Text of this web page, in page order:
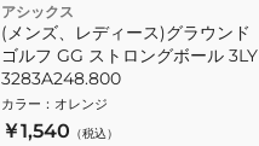
アシックス
(メンズ、レディース)グラウンド
ゴルフ GG ストロングボール 3LY
3283A248.800
カラー ： オレンジ
￥1,540 （税込）